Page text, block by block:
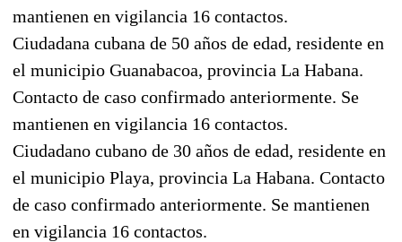
mantienen en vigilancia 16 contactos.
Ciudadana cubana de 50 años de edad, residente en
el municipio Guanabacoa, provincia La Habana.
Contacto de caso confirmado anteriormente. Se
mantienen en vigilancia 16 contactos.
Ciudadano cubano de 30 años de edad, residente en
el municipio Playa, provincia La Habana. Contacto
de caso confirmado anteriormente. Se mantienen
en vigilancia 16 contactos.